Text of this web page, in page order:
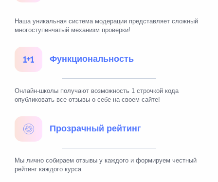
Наша уникальная система модерации представляет сложный
многоступенчатый механизм проверки!
Функциональность
Онлайн-школы получают возможность 1 строчкой кода
опубликовать все отзывы о себе на своем сайте!
Прозрачный рейтинг
Мы лично собираем отзывы у каждого и формируем честный
рейтинг каждого курса